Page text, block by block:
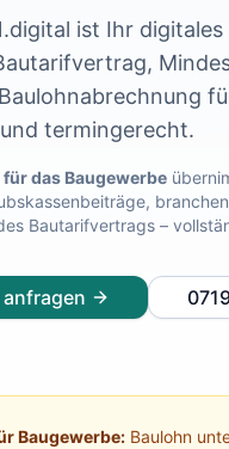
ist Ihr digitales
termingerecht.
das Baugewerbe
Bautarifvertrags –
Baugewerbe: Baulohn